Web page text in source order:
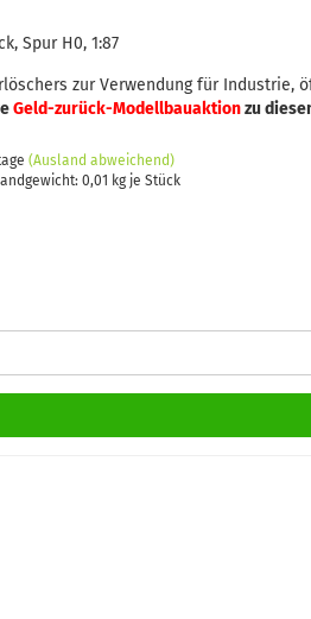
Spur H0, 1:87
zur Verwendung für
Geld-zurück-Modellbauaktionzu
(Ausland abweichend)
0,01 kg je Stück